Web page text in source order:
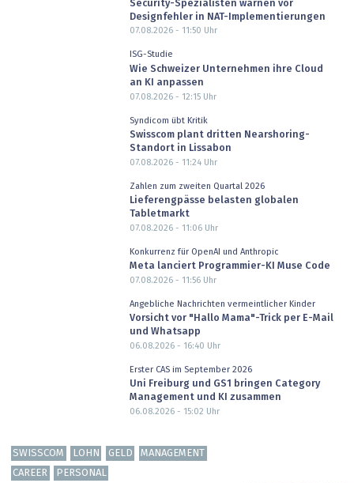
Security-Spezialisten warnen vor
Designfehler in NAT-Implementierungen
07.08.2026 - 11:50 Uhr
ISG-Studie
Wie Schweizer Unternehmen ihre Cloud
an KI anpassen
07.08.2026 - 12:15Uhr
Syndicom übt Kritik
Swisscom plant dritten Nearshoring-
Standort in Lissabon
07.08.2026 - 11:24Uhr
Zahlen zum zweiten Quartal 2026
Lieferengpässe belasten globalen
Tabletmarkt
07.08.2026 - 11:06Uhr
Konkurrenz für OpenAI und Anthropic
Meta lanciert Programmier-KI Muse Code
07.08.2026 - 11:56Uhr
Angebliche Nachrichten vermeintlicher Kinder
Vorsicht vor "Hallo Mama"-Trick per E-Mail
und Whatsapp
06.08.2026 - 16:40 Uhr
Erster CAS im September 2026
Uni Freiburg und GS1 bringen Category
Management und KI zusammen
06.08.2026 - 15:02 Uhr
SWISSCOM LOHN GELD
MANAGEMENT
CAREER
PERSONAL